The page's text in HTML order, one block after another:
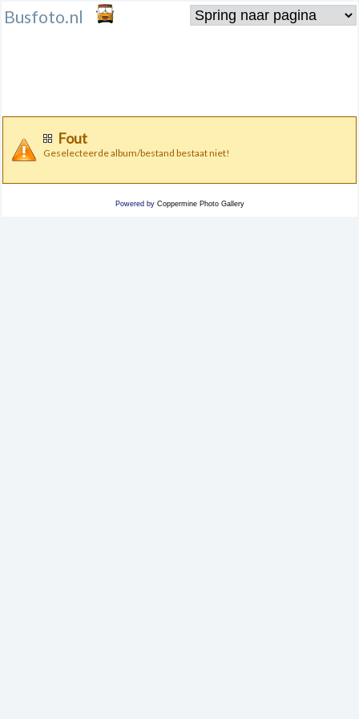
Busfoto.nl
Fout
Geselecteerde album/bestand bestaat niet!
Powered by Coppermine Photo Gallery